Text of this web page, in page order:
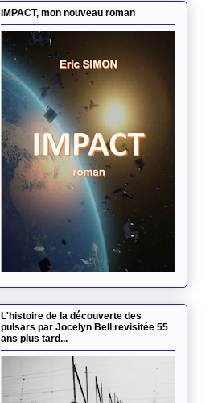
IMPACT, mon nouveau roman
L'histoire de la découverte des
pulsars par Jocelyn Bell revisitée 55
ans plus tard...